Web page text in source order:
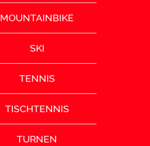
MOUNTAINBIKE
SKI
TENNIS
TISCHTENNIS
TURNEN